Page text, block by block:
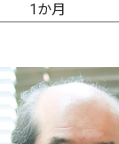
1か月